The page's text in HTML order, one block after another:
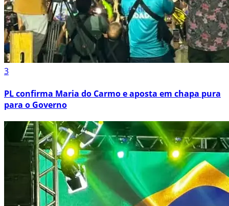
3
PL confirma Maria do Carmo e aposta em chapa pura
para o Governo